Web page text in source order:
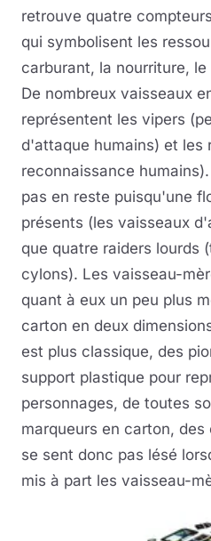
retrouve quatre
qui symbolisent les
carburant, la nourriture,
De nombreux vaisseaux
représentent les vipers
d'attaque humains) et les
reconnaissance
pas en reste puisqu'une
présents (les vaisseaux
que quatre raiders lourds
cylons). Les vaisseau-
quant à eux un peu plus
carton en deux
est plus classique, des
support plastique pour
personnages, de toutes
marqueurs en carton,
se sent donc pas lésé
mis à part les vaisseau-